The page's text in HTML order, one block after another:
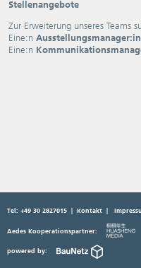
Stellenangebote
Zur Erweiterung unseres Teams
Eine:n Ausstellungsmanager:in
Eine:n
Tel: +49 30 2827015 |Kontakt |
Aedes Kooperationspartner:
powered by: